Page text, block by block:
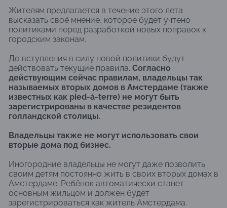
Жителям предлагается в течение этого лета
высказать своё мнение, которое будет учтено
политиками перед разработкой новых поправок к
городским законам.
До вступления в силу новой политики будут
действовать текущие правила. Согласно
действующим сейчас правилам, владельцы так
называемых вторых домов в Амстердаме (также
известных как pied-à-terre) не могут быть
зарегистрированы в качестве резидентов
голландской столицы.
Владельцы также не могут использовать свои
вторые дома под бизнес.
Иногородние владельцы не могут даже позволить
своим детям постоянно жить в своих вторых домах в
Амстердаме. Ребёнок автоматически станет
основным жильцом и должен будет
зарегистрироваться как житель Амстердама.